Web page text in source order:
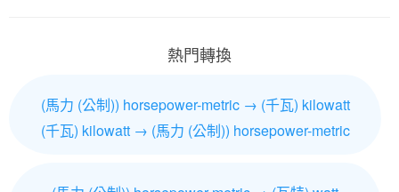
熱門轉換
(馬力 (公制)) horsepower-metric → (千瓦) kilowatt
(千瓦) kilowatt → (馬力 (公制)) horsepower-metric